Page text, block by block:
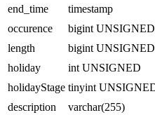
end_time
timestamp
occurence
bigint UNSIGNED
length
bigint UNSIGNED
holiday
int UNSIGNED
holidayStage tinyint
description
varchar(255)